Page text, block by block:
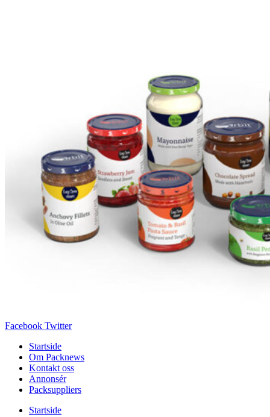
Facebook Twitter
Startside
Om Packnews
Kontakt oss
Annonsér
Packsuppliers
Startside